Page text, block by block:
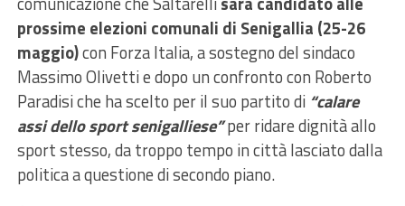
prossime elezioni comunali di Senigallia (25-26
maggio)con Forza Italia, a sostegno del sindaco
Massimo Olivetti e dopo un confronto con Roberto
Paradisi che ha scelto per il suo partito di “calare
assi dello sport senigalliese”per ridare dignità allo
sport stesso, da troppo tempo in città lasciato dalla
politica a questione di secondo piano.